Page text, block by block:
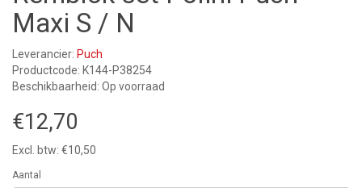
Maxi S / N
Leverancier: Puch
Productcode: K144-P38254
Beschikbaarheid: Op voorraad
€12,70
Excl. btw: €10,50
Aantal